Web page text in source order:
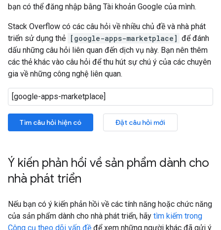
bạn có thể đăng nhập bằng Tài khoản Google của mình.
Stack Overflow có các câu hỏi về nhiều chủ đề và nhà phát
triển sử dụng thẻ [google-apps-marketplace] để đánh
dấu những câu hỏi liên quan đến dịch vụ này. Bạn nên thêm
các thẻ khác vào câu hỏi để thu hút sự chú ý của các chuyên
gia về những công nghệ liên quan.
Tìm câu hỏi hiện có Đặt câu hỏi mới
Ý kiến phản hồi về sản phẩm dành cho
nhà phát triển
Nếu bạn có ý kiến phản hồi về các tính năng hoặc chức năng
của sản phẩm dành cho nhà phát triển, hãy tìm kiếm trong
Công cụ theo dõi vấn đề để xem những người khác đã gửi ý